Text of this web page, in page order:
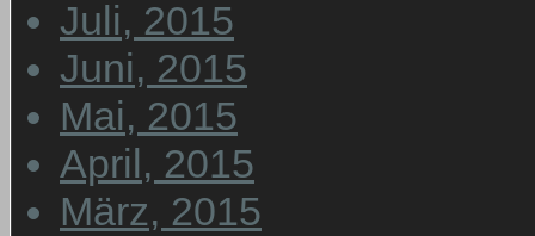
Juli, 2015
Juni, 2015
Mai, 2015
April, 2015
März, 2015